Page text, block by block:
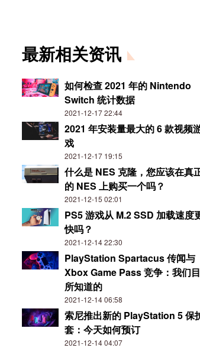
最新相关资讯
如何检查 2021 年的 Nintendo
Switch 统计数据
2021-12-17 22:44
2021 年安装量最大的 6 款视频
戏
2021-12-17 19:15
什么是 NES 克隆，您应该在真
的 NES 上购买一个吗？
2021-12-15 02:01
PS5 游戏从 M.2 SSD 加载速度
快吗？
2021-12-14 22:30
PlayStation Spartacus 传闻与
Xbox Game Pass 竞争：我们
所知道的
2021-12-14 06:58
索尼推出新的 PlayStation 5 保
套：今天如何预订
2021-12-14 04:07